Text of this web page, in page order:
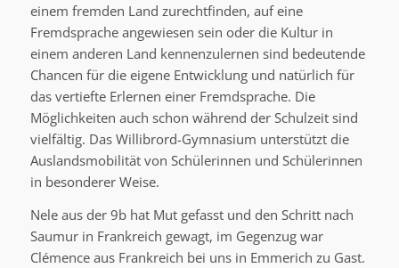
einem fremden Land zurechtfinden, auf eine
Fremdsprache angewiesen sein oder die Kultur in
einem anderen Land kennenzulernen sind bedeutende
Chancen für die eigene Entwicklung und natürlich für
das vertiefte Erlernen einer Fremdsprache. Die
Möglichkeiten auch schon während der Schulzeit sind
vielfältig. Das Willibrord-Gymnasium unterstützt die
Auslandsmobilität von Schülerinnen und Schülerinnen
in besonderer Weise.
Nele aus der 9b hat Mut gefasst und den Schritt nach
Saumur in Frankreich gewagt, im Gegenzug war
Clémence aus Frankreich bei uns in Emmerich zu Gast.